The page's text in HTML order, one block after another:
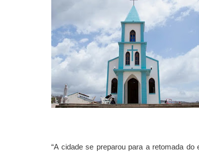
“A cidade se preparou para a retomada